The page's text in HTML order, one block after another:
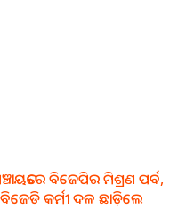
ବିଜେପିର ମିଶ୍ରଣ ପର୍ବ,
କର୍ମୀ ଦଳ ଛାଡ଼ିଲେ